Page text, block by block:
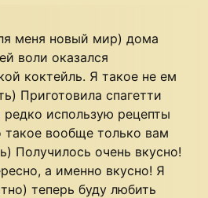
меня новый мир) дома
воли оказался
коктейль. Я такое не ем
Приготовила спагетти
использую рецепты
такое вообще только вам
Получилось очень вкусно!
а именно вкусно! Я
теперь буду любить